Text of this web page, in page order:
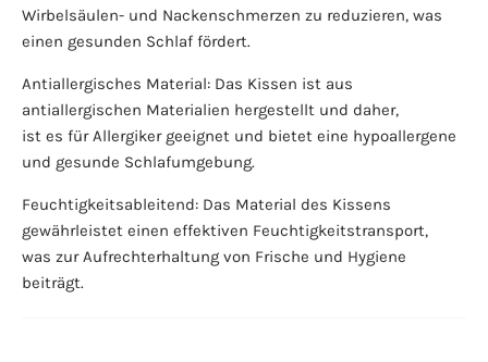
Wirbelsäulen- und Nackenschmerzen zu reduzieren, was
einen gesunden Schlaf fördert.
Antiallergisches Material: Das Kissen ist aus
antiallergischen Materialien hergestellt und daher,
ist es für Allergiker geeignet und bietet eine hypoallergene
und gesunde Schlafumgebung.
Feuchtigkeitsableitend: Das Material des Kissens
gewährleistet einen effektiven Feuchtigkeitstransport,
was zur Aufrechterhaltung von Frische und Hygiene
beiträgt.